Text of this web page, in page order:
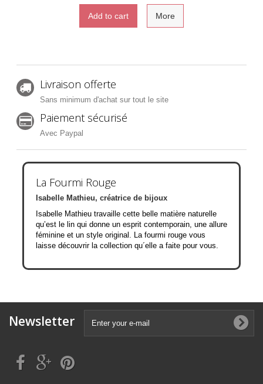
Add to cart More
Livraison offerte
Sans minimum d'achat sur tout le site
Paiement sécurisé
Avec Paypal
La Fourmi Rouge
Isabelle Mathieu, créatrice de bijoux
Isabelle Mathieu travaille cette belle matière naturelle
qu’est le lin qui donne un esprit contemporain, une allure
féminine et un style original. La fourmi rouge vous
laisse découvrir la collection qu´elle a faite pour vous.
Newsletter